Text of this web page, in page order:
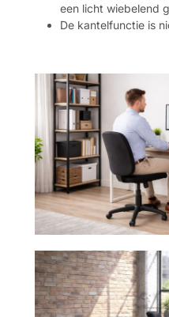
een licht wiebelend
De kantelfunctie is